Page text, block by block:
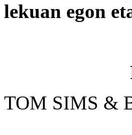
lekuan egon
TOM SIMS &